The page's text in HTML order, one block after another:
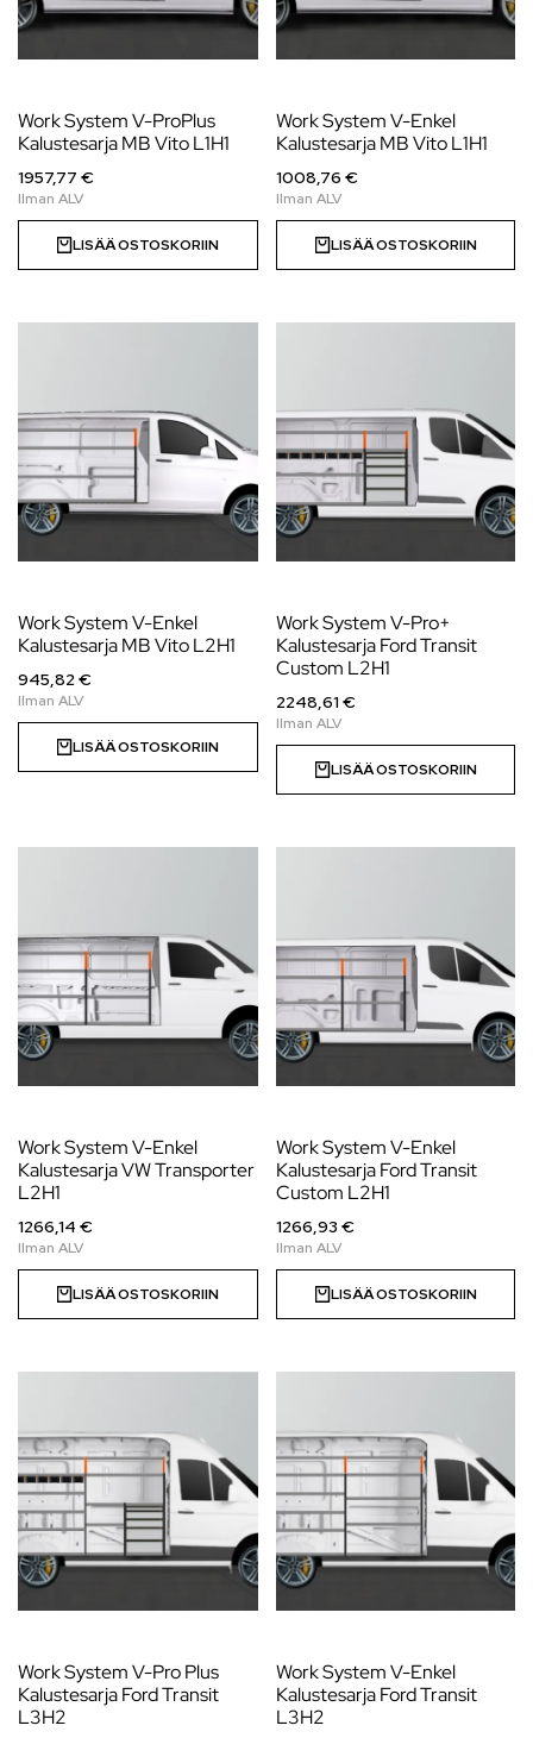
Work System V-ProPlus
Kalustesarja MB Vito L1H1
1957,77 €
LISÄÄ OSTOSKORIIN
Work System V-Enkel
Kalustesarja MB Vito L1H1
1008,76 €
LISÄÄ OSTOSKORIIN
Work System V-Enkel
Kalustesarja MB Vito L2H1
945,82 €
LISÄÄ OSTOSKORIIN
Work System V-Pro+
Kalustesarja Ford Transit
Custom L2H1
2248,61 €
LISÄÄ OSTOSKORIIN
Work System V-Enkel
Kalustesarja VW Transporter
L2H1
1266,14 €
LISÄÄ OSTOSKORIIN
Work System V-Enkel
Kalustesarja Ford Transit
Custom L2H1
1266,93 €
LISÄÄ OSTOSKORIIN
Work System V-Pro Plus
Kalustesarja Ford Transit
L3H2
Work System V-Enkel
Kalustesarja Ford Transit
L3H2